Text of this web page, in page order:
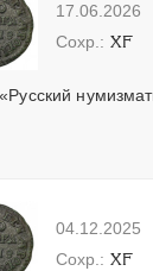
17.06.2026
XF
04.12.2025
XF